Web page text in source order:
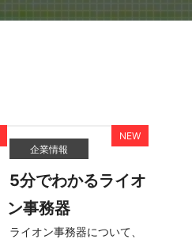
企業情報
5分でわかるライオ
ン事務器
ライオン事務器について、